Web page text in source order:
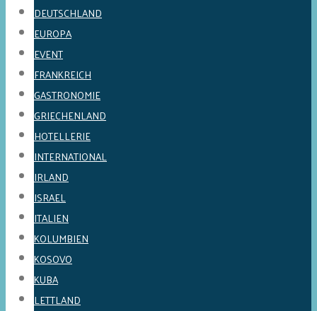
DEUTSCHLAND
EUROPA
EVENT
FRANKREICH
GASTRONOMIE
GRIECHENLAND
HOTELLERIE
INTERNATIONAL
IRLAND
ISRAEL
ITALIEN
KOLUMBIEN
KOSOVO
KUBA
LETTLAND